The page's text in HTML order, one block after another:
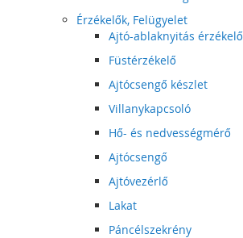
Érzékelők, Felügyelet
Ajtó-ablaknyitás érzékelő
Füstérzékelő
Ajtócsengő készlet
Villanykapcsoló
Hő- és nedvességmérő
Ajtócsengő
Ajtóvezérlő
Lakat
Páncélszekrény